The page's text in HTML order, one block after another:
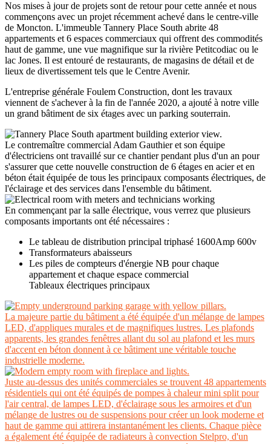
Nos mises à jour de projets sont de retour pour cette année et nous
commençons avec un projet récemment achevé dans le centre-ville
de Moncton. L'immeuble Tannery Place South abrite 48
appartements et 6 espaces commerciaux qui offrent des commodités
haut de gamme, une vue magnifique sur la rivière Petitcodiac ou le
lac Jones. Il est entouré de restaurants, de magasins de détail et de
lieux de divertissement tels que le Centre Avenir.
L'entreprise générale Foulem Construction, dont les travaux
viennent de s'achever à la fin de l'année 2020, a ajouté à notre ville
un grand bâtiment de six étages avec un parking souterrain.
Le contremaître commercial Adam Gauthier et son équipe
d'électriciens ont travaillé sur ce chantier pendant plus d'un an pour
s'assurer que cette nouvelle construction de 6 étages en acier et en
béton était équipée de tous les principaux composants électriques, de
l'éclairage et des services dans l'ensemble du bâtiment.
En commençant par la salle électrique, vous verrez que plusieurs
composants importants ont été nécessaires :
Le tableau de distribution principal triphasé 1600Amp 600v
Transformateurs abaisseurs
Les piles de compteurs d'énergie NB pour chaque
appartement et chaque espace commercial
Tableaux électriques principaux
La majeure partie du bâtiment a été équipée d'un mélange de lampes
LED, d'appliques murales et de magnifiques lustres. Les plafonds
apparents, les grandes fenêtres allant du sol au plafond et les murs
d'accent en béton donnent à ce bâtiment une véritable touche
industrielle moderne.
Juste au-dessus des unités commerciales se trouvent 48 appartements
résidentiels qui ont été équipés de pompes à chaleur mini split pour
l'air central, de lampes LED, d'éclairage sous les armoires et d'un
mélange de lustres ou de suspensions pour créer un look moderne et
haut de gamme qui attirera instantanément les clients. Chaque pièce
a également été équipée de radiateurs à convection Stelpro, d'un